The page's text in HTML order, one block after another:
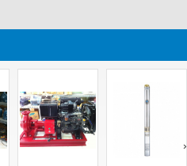
MINIMO máy mài siêu
khuôn mẫu Minitor
›